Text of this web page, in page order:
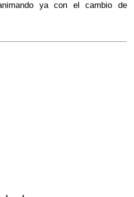
ya con el cambio de